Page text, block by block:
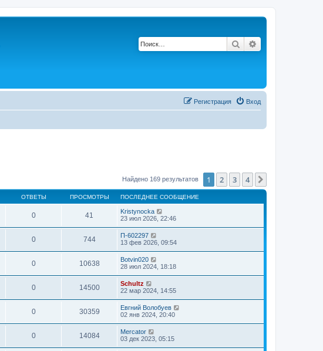
Поиск
Вход
Регистрация
Найдено 169 результатов 1 2 3 4
ОТВЕТЫ ПРОСМОТРЫ ПОСЛЕДНЕЕ СООБЩЕНИЕ
0 41
Kristynocka
23 июл 2026, 22:46
0 744
П-602297
13 фев 2026, 09:54
0 10638
Botvin020
28 июл 2024, 18:18
0 14500
Schultz
22 мар 2024, 14:55
0 30359
Евгний Волобуев
02 янв 2024, 20:40
0 14084
Mercator
03 дек 2023, 05:15